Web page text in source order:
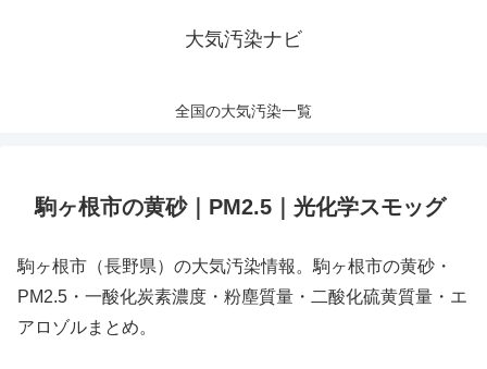
大気汚染ナビ
全国の大気汚染一覧
駒ヶ根市の黄砂｜PM2.5｜光化学スモッグ
駒ヶ根市（長野県）の大気汚染情報。駒ヶ根市の黄砂・
PM2.5・一酸化炭素濃度・粉塵質量・二酸化硫黄質量・エ
アロゾルまとめ。